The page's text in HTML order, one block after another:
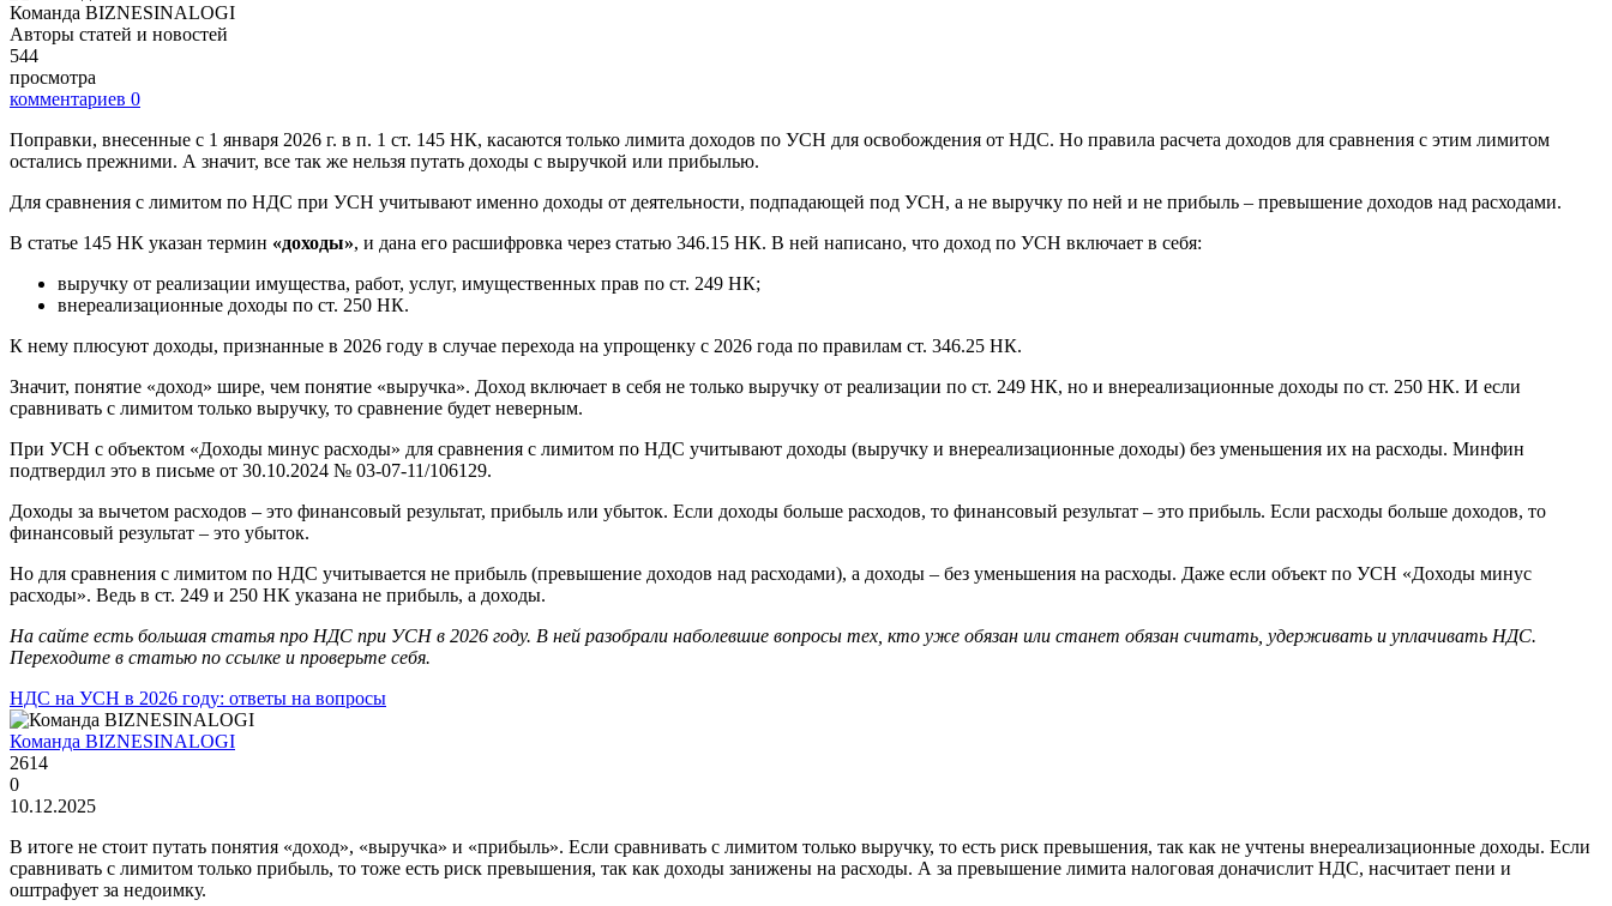
Команда BIZNESINALOGI
Авторы статей и новостей
544
просмотра
комментариев 0
Поправки, внесенные с 1 января 2026 г. в п. 1 ст. 145 НК, касаются только лимита доходов по УСН для освобождения от НДС. Но правила расчета доходов для сравнения с этим лимитом
остались прежними. А значит, все так же нельзя путать доходы с выручкой или прибылью.
Для сравнения с лимитом по НДС при УСН учитывают именно доходы от деятельности, подпадающей под УСН, а не выручку по ней и не прибыль – превышение доходов над расходами.
В статье 145 НК указан термин «доходы», и дана его расшифровка через статью 346.15 НК. В ней написано, что доход по УСН включает в себя:
выручку от реализации имущества, работ, услуг, имущественных прав по ст. 249 НК;
внереализационные доходы по ст. 250 НК.
К нему плюсуют доходы, признанные в 2026 году в случае перехода на упрощенку с 2026 года по правилам ст. 346.25 НК.
Значит, понятие «доход» шире, чем понятие «выручка». Доход включает в себя не только выручку от реализации по ст. 249 НК, но и внереализационные доходы по ст. 250 НК. И если
сравнивать с лимитом только выручку, то сравнение будет неверным.
При УСН с объектом «Доходы минус расходы» для сравнения с лимитом по НДС учитывают доходы (выручку и внереализационные доходы) без уменьшения их на расходы. Минфин
подтвердил это в письме от 30.10.2024 № 03-07-11/106129.
Доходы за вычетом расходов – это финансовый результат, прибыль или убыток. Если доходы больше расходов, то финансовый результат – это прибыль. Если расходы больше доходов, то
финансовый результат – это убыток.
Но для сравнения с лимитом по НДС учитывается не прибыль (превышение доходов над расходами), а доходы – без уменьшения на расходы. Даже если объект по УСН «Доходы минус
расходы». Ведь в ст. 249 и 250 НК указана не прибыль, а доходы.
На сайте есть большая статья про НДС при УСН в 2026 году. В ней разобрали наболевшие вопросы тех, кто уже обязан или станет обязан считать, удерживать и уплачивать НДС.
Переходите в статью по ссылке и проверьте себя.
НДС на УСН в 2026 году: ответы на вопросы
Команда BIZNESINALOGI
2614
0
10.12.2025
В итоге не стоит путать понятия «доход», «выручка» и «прибыль». Если сравнивать с лимитом только выручку, то есть риск превышения, так как не учтены внереализационные доходы. Если
сравнивать с лимитом только прибыль, то тоже есть риск превышения, так как доходы занижены на расходы. А за превышение лимита налоговая доначислит НДС, насчитает пени и
оштрафует за недоимку.